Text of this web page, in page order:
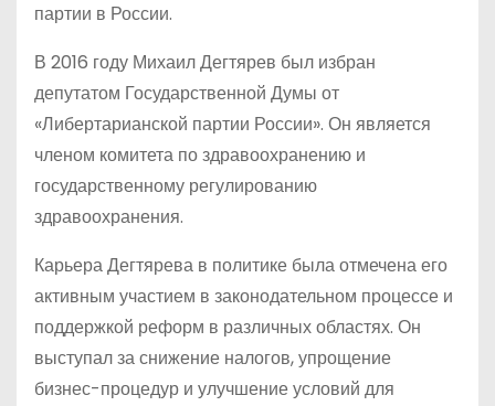
партии в России.
В 2016 году Михаил Дегтярев был избран
депутатом Государственной Думы от
«Либертарианской партии России». Он является
членом комитета по здравоохранению и
государственному регулированию
здравоохранения.
Карьера Дегтярева в политике была отмечена его
активным участием в законодательном процессе и
поддержкой реформ в различных областях. Он
выступал за снижение налогов, упрощение
бизнес-процедур и улучшение условий для